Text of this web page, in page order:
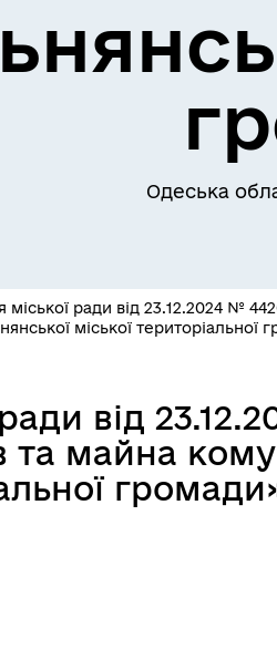
Цивільний захист
Гендерна рівність
Одеська
міської ради від 23.12.2024 №
міської територіальної
від
та майна